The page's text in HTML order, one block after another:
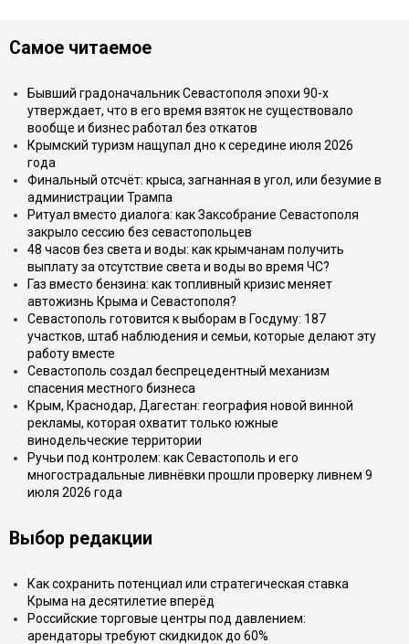
Самое читаемое
Бывший градоначальник Севастополя эпохи 90-х
утверждает, что в его время взяток не существовало
вообще и бизнес работал без откатов
Крымский туризм нащупал дно к середине июля 2026
года
Финальный отсчёт: крыса, загнанная в угол, или безумие в
администрации Трампа
Ритуал вместо диалога: как Заксобрание Севастополя
закрыло сессию без севастопольцев
48 часов без света и воды: как крымчанам получить
выплату за отсутствие света и воды во время ЧС?
Газ вместо бензина: как топливный кризис меняет
автожизнь Крыма и Севастополя?
Севастополь готовится к выборам в Госдуму: 187
участков, штаб наблюдения и семьи, которые делают эту
работу вместе
Севастополь создал беспрецедентный механизм
спасения местного бизнеса
Крым, Краснодар, Дагестан: география новой винной
рекламы, которая охватит только южные
винодельческие территории
Ручьи под контролем: как Севастополь и его
многострадальные ливнёвки прошли проверку ливнем 9
июля 2026 года
Выбор редакции
Как сохранить потенциал или стратегическая ставка
Крыма на десятилетие вперёд
Российские торговые центры под давлением:
арендаторы требуют скидкидок до 60%